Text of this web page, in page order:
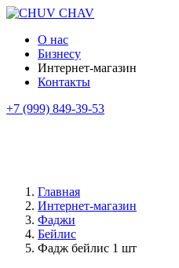
О нас
Бизнесу
Интернет-магазин
Контакты
+7 (999) 849-39-53
Главная
Интернет-магазин
Фаджи
Бейлис
Фадж бейлис 1 шт